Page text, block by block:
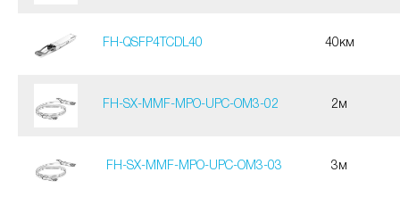
FH-QSFP4TCDL40 40км
FH-SX-MMF-MPO-UPC-OM3-02 2м
FH-SX-MMF-MPO-UPC-OM3-03 3м